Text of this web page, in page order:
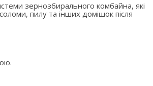
зернозбирального комбайна, які
пилу та інших домішок після